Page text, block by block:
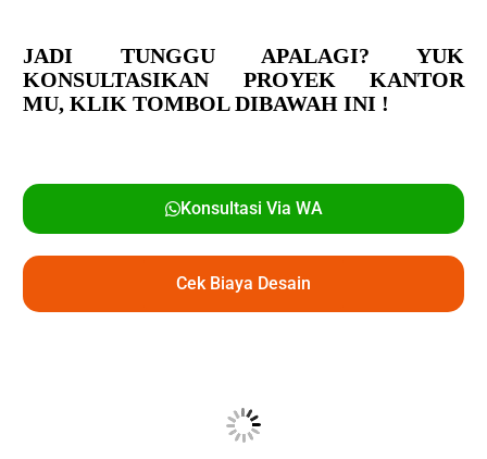
JADI TUNGGU APALAGI? YUK
KONSULTASIKAN PROYEK KANTOR
MU,KLIK TOMBOL DIBAWAH INI !
Konsultasi Via WA
Cek Biaya Desain